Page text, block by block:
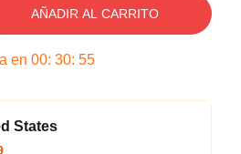
AÑADIR AL CARRITO
en 00: 30: 54
States